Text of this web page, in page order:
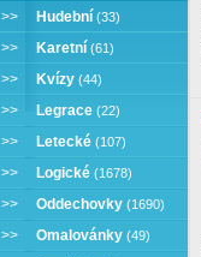
>> Hudební (33)
>> Karetní (61)
>> Kvízy (44)
>> Legrace (22)
>> Letecké (107)
>> Logické (1678)
>> Oddechovky (1690)
>> Omalovánky (49)